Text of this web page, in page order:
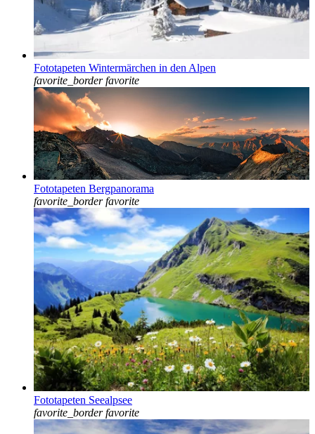
Fototapeten Wintermärchen in den Alpen
favorite_border favorite
Fototapeten Bergpanorama
favorite_border favorite
Fototapeten Seealpsee
favorite_border favorite